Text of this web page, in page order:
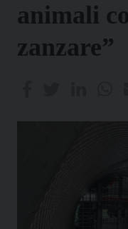
animali
zanzare”